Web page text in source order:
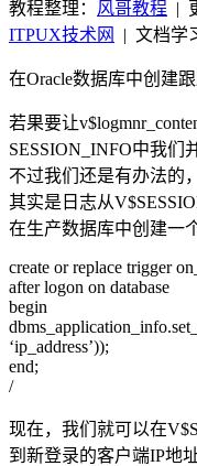
教程整理： 风哥教程 |
ITPUX技术网
| 文档学
在Oracle数据库中创建
若果要让
SESSION_INFO中我们
不过我们还是有办法的
其实是日志从
在生产数据库中创建一
create or replace trigger
after logon on database
begin
‘ip_address’));
end;
/
现在，我们就可以在
到新登录的客户端IP地